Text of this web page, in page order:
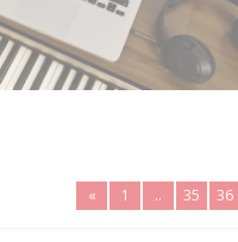
« 1 .. 35 36